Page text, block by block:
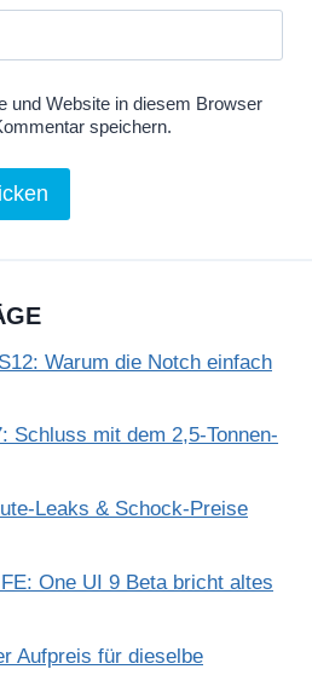
und Website in diesem Browser
speichern.
Warum die Notch einfach
Schluss mit dem 2,5-Tonnen-
Leaks & Schock-Preise
One UI 9 Beta bricht altes
Aufpreis für dieselbe